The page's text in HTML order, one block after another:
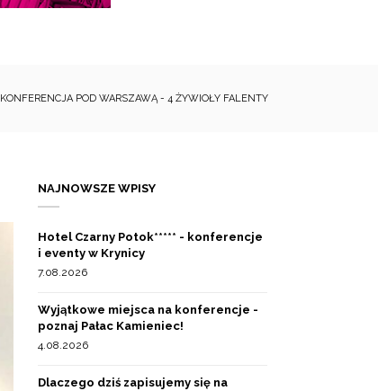
KONFERENCJA POD WARSZAWĄ - 4 ŻYWIOŁY FALENTY
NAJNOWSZE WPISY
Hotel Czarny Potok***** - konferencje
i eventy w Krynicy
7.08.2026
Wyjątkowe miejsca na konferencje -
poznaj Pałac Kamieniec!
4.08.2026
Dlaczego dziś zapisujemy się na